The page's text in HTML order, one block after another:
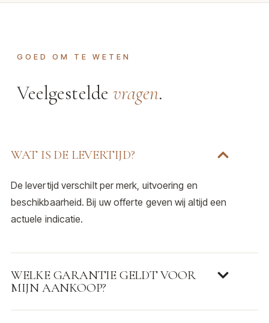
GOED OM TE WETEN
Veelgestelde vragen.
WAT IS DE LEVERTIJD?
De levertijd verschilt per merk, uitvoering en
beschikbaarheid. Bij uw offerte geven wij altijd een
actuele indicatie.
WELKE GARANTIE GELDT VOOR
MIJN AANKOOP?